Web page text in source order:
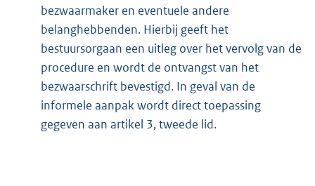
bezwaarmaker en eventuele andere
belanghebbenden. Hierbij geeft het
bestuursorgaan een uitleg over het vervolg van de
procedure en wordt de ontvangst van het
bezwaarschrift bevestigd. In geval van de
informele aanpak wordt direct toepassing
gegeven aan artikel 3, tweede lid.